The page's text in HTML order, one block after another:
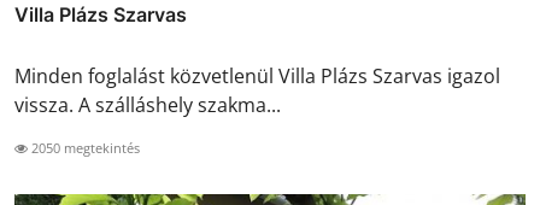
Villa Plázs Szarvas
Minden foglalást közvetlenül Villa Plázs Szarvas igazol
vissza. A szálláshely szakma...
2050 megtekintés